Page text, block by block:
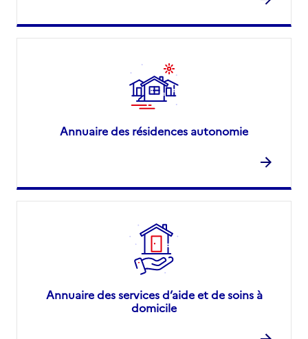
Annuaire des résidences autonomie
Annuaire des services d’aide et de soins à
domicile